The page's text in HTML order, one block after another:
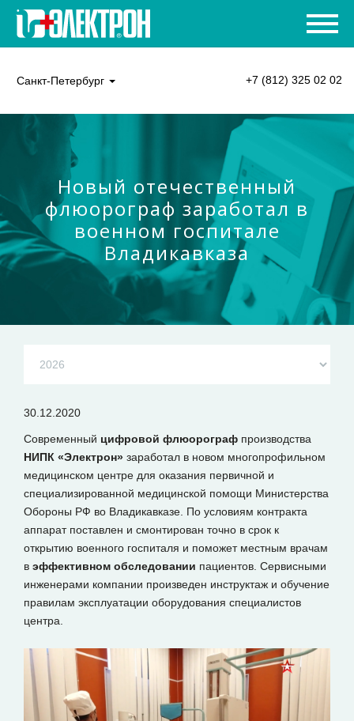
Санкт-Петербург +7 (812) 325 02 02
Новый отечественный
флюорограф заработал в
военном госпитале
Владикавказа
30.12.2020
Современный цифровой флюорограф производства
НИПК «Электрон» заработал в новом многопрофильном
медицинском центре для оказания первичной и
специализированной медицинской помощи Министерства
Обороны РФ во Владикавказе. По условиям контракта
аппарат поставлен и смонтирован точно в срок к
открытию военного госпиталя и поможет местным врачам
в эффективном обследовании пациентов. Сервисными
инженерами компании произведен инструктаж и обучение
правилам эксплуатации оборудования специалистов
центра.